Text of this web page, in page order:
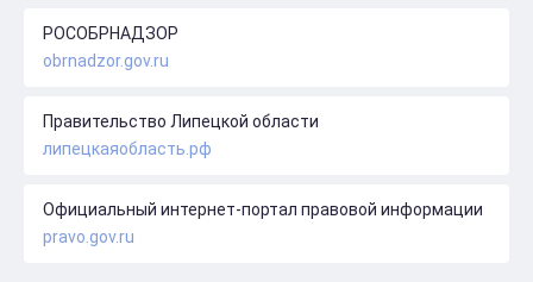
РОСОБРНАДЗОР
obrnadzor.gov.ru
Правительство Липецкой области
липецкаяобласть.рф
Официальный интернет-портал правовой информации
pravo.gov.ru